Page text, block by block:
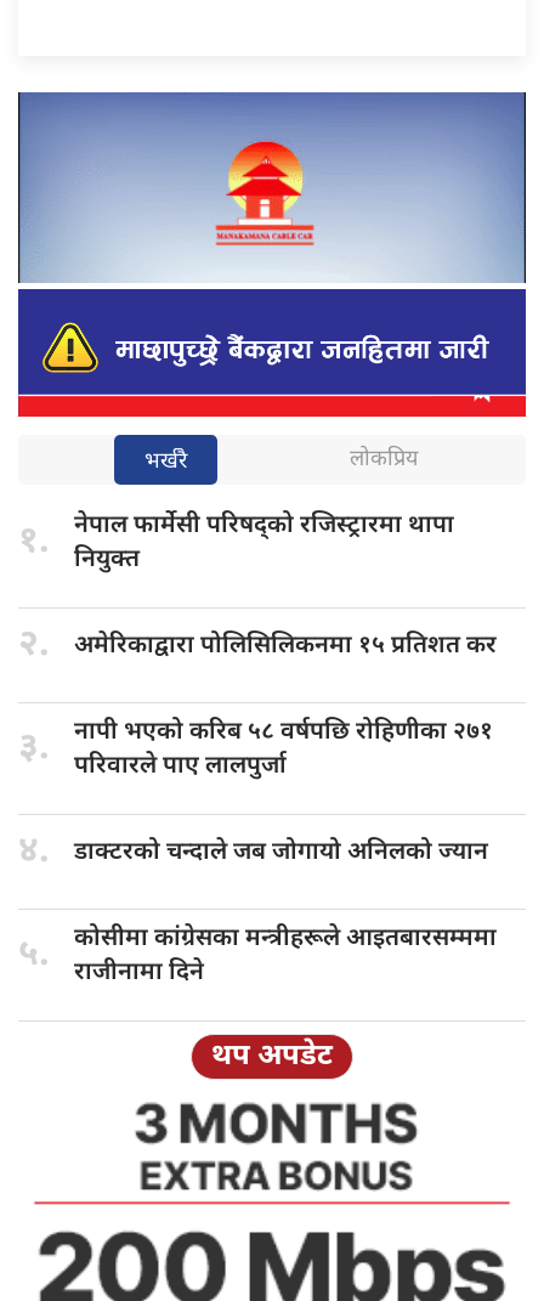
भर्खरै लोकप्रिय
१. नेपाल फार्मेसीपरिषद्को रजिस्ट्रारमा थापा
नियुक्त
२. अमेरिकाद्वारा पोलिसिलिकनमा १५ प्रतिशत कर
३. नापी भएकोकरिब ५८ वर्षपछि रोहिणीका २७१
परिवारले पाए लालपुर्जा
४. डाक्टरको चन्दालेजब जोगायो अनिलको ज्यान
५. कोसीमा कांग्रेसकामन्त्रीहरूले आइतबारसम्ममा
राजीनामा दिने
थप अपडेट